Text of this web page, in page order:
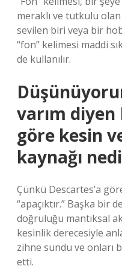
meraklı ve tutkulu
sevilen biri veya bir
“fon” kelimesi maddi
de kullanılır.
varım diyen
göre kesin
kaynağı
Çünkü Descartes’a
“apaçıktır.” Başka bir
doğruluğu mantıksal
kesinlik derecesiyle
zihne sundu ve onları
etti.